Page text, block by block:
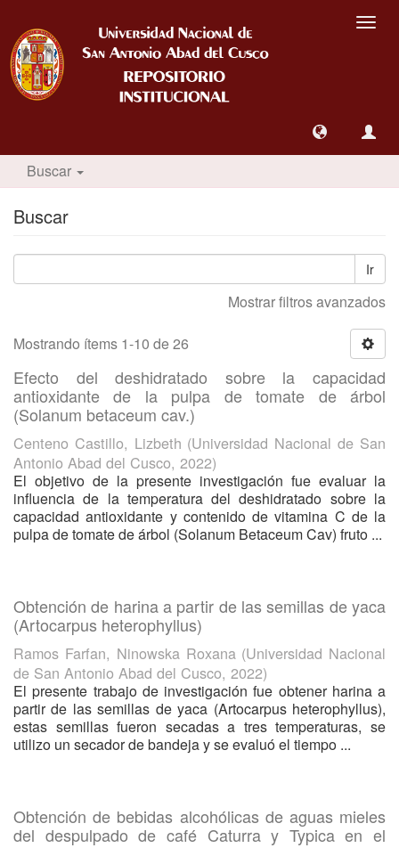
Buscar
Buscar
Ir
Mostrar filtros avanzados
Mostrando ítems 1-10 de 26
Efecto del deshidratado sobre la capacidad
antioxidante de la pulpa de tomate de árbol
(Solanum betaceum cav.)
Centeno Castillo, Lizbeth (Universidad Nacional de San
Antonio Abad del Cusco, 2022)
El objetivo de la presente investigación fue evaluar la
influencia de la temperatura del deshidratado sobre la
capacidad antioxidante y contenido de vitamina C de la
pulpa de tomate de árbol (Solanum Betaceum Cav) fruto ...
Obtención de harina a partir de las semillas de yaca
(Artocarpus heterophyllus)
Ramos Farfan, Ninowska Roxana (Universidad Nacional
de San Antonio Abad del Cusco, 2022)
El presente trabajo de investigación fue obtener harina a
partir de las semillas de yaca (Artocarpus heterophyllus),
estas semillas fueron secadas a tres temperaturas, se
utilizo un secador de bandeja y se evaluó el tiempo ...
Obtención de bebidas alcohólicas de aguas mieles
del despulpado de café Caturra y Typica en el